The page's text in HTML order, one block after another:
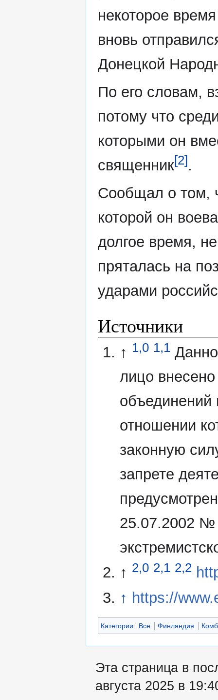
некоторое
вновь
Донецкой
По его словам,
потому что
которыми он
священник[2].
Сообщал о том,
которой он
долгое время,
пряталась на
ударами
Источники
↑ 1,0 1,1
лицо
объединений
отношении
законную
запрете
25.07.2002 №
↑ 2,0 2,1 2,2
↑ https://
Категории: Все Финляндия
Эта страница в
августа 2025 в